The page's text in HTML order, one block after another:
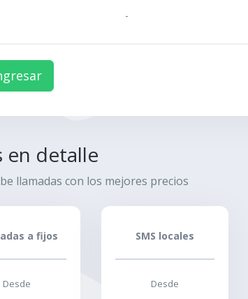
-
en detalle
llamadas con los mejores precios
a fijos
Desde
SMS locales
Desde